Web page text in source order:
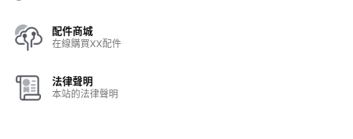
配件商城
在線購買XX配件
法律聲明
本站的法律聲明